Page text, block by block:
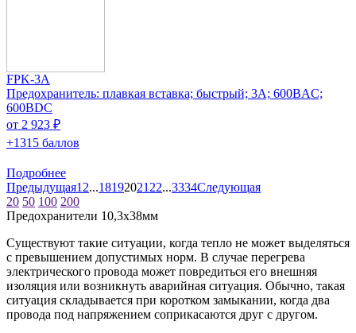
FPK-3A
Предохранитель: плавкая вставка; быстрый; 3А; 600ВAC;
600ВDC
от 2 923 ₽
+1315 баллов
Подробнее
Предыдущая1 2...18192021 22...3334Следующая
20 50 100 200
Предохранители 10,3x38мм
Существуют такие ситуации, когда тепло не может выделяться
с превышением допустимых норм. В случае перегрева
электрического провода может повредиться его внешняя
изоляция или возникнуть аварийная ситуация. Обычно, такая
ситуация складывается при коротком замыкании, когда два
провода под напряжением соприкасаются друг с другом.